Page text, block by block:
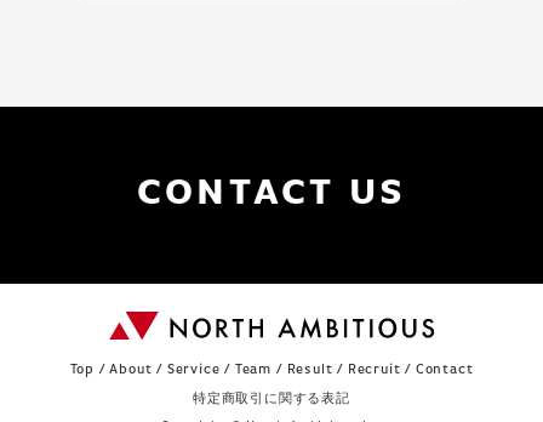
CONTACT US
Top /About / Service / Team / Result / Recruit / Contact
特定商取引に関する表記